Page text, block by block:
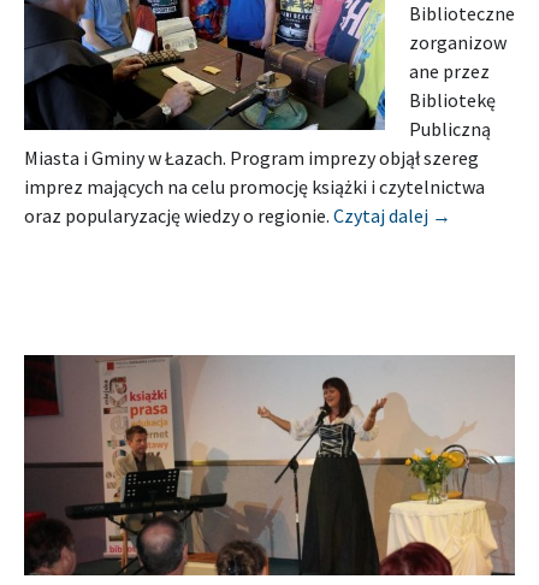
Biblioteczne
zorganizow
ane przez
Bibliotekę
Publiczną
Miasta i Gminy w Łazach. Program imprezy objął szereg
imprez mających na celu promocję książki i czytelnictwa
oraz popularyzację wiedzy o regionie. Czytaj dalej [Relacja]
→